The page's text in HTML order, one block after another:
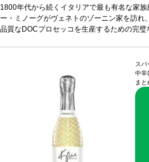
です。テイスティングノートフフレッシュ
レガントで飲みやすいロゼ。鮮やかなテク
が広がり、爽やかな柑橘類を含むフィニッシ
生ハムとメロン、シーフード、チーズ
認証
庫切れの場合、在庫があり価格が同様の場合
れます、ご了承ください。
1800年代から続くイタリアで最も有名な家
ー・ミノーグがヴェネトのゾーニン家を訪
品質なDOCプロセッコを生産するための完
が広がり、爽やかな柑橘類を含むフィニッシ
でも頭角を表し、アメリカやイギリスで人気
デュース。ボトルにはハートのモチーフが施
生ハムとメロン、シーフード、チーズ
グレラ 90%、ピノ・ノワール 10%
庫切れの場合、在庫があり価格が同様の場合
れます、ご了承ください。
スパ
中辛
まと